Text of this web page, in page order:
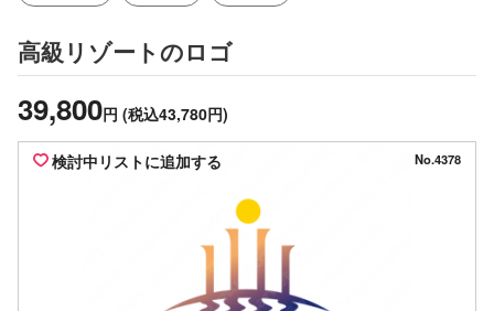
高級リゾートのロゴ
39,800円 (税込43,780円)
検討中リストに追加する No.4378